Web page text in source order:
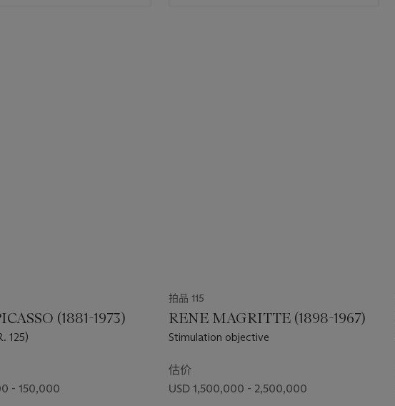
(1881-1973)
125)
- 150,000
拍品 115
RENE MAGRITTE (1898-1967)
Stimulation objective
估价
USD 1,500,000 - 2,500,000